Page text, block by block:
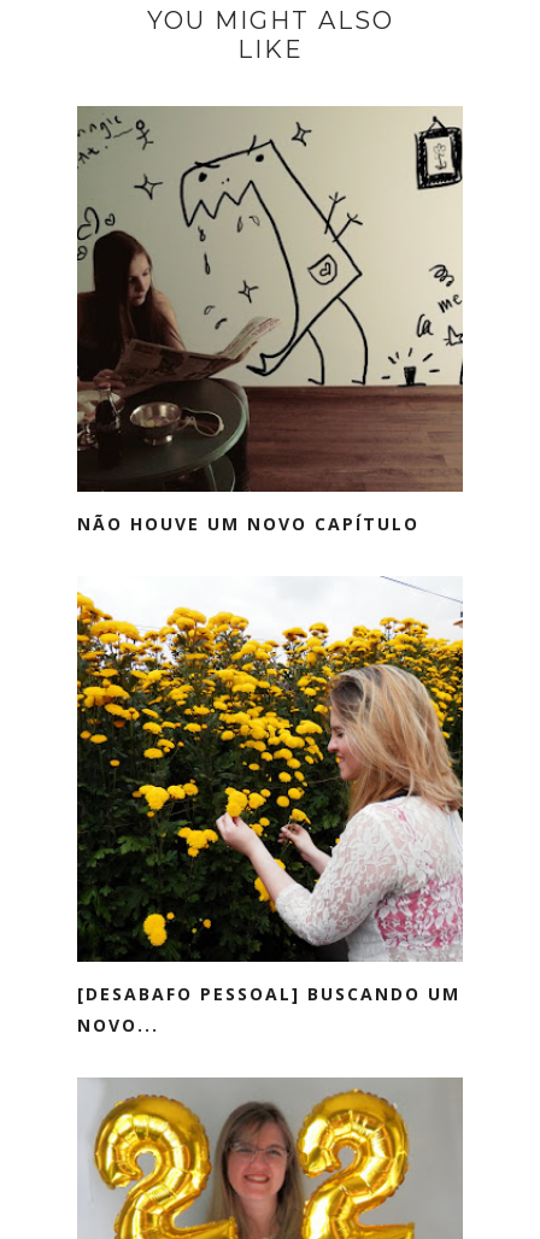
YOU MIGHT ALSO
LIKE
NÃO HOUVE UM NOVO CAPÍTULO
[DESABAFO PESSOAL] BUSCANDO UM
NOVO...